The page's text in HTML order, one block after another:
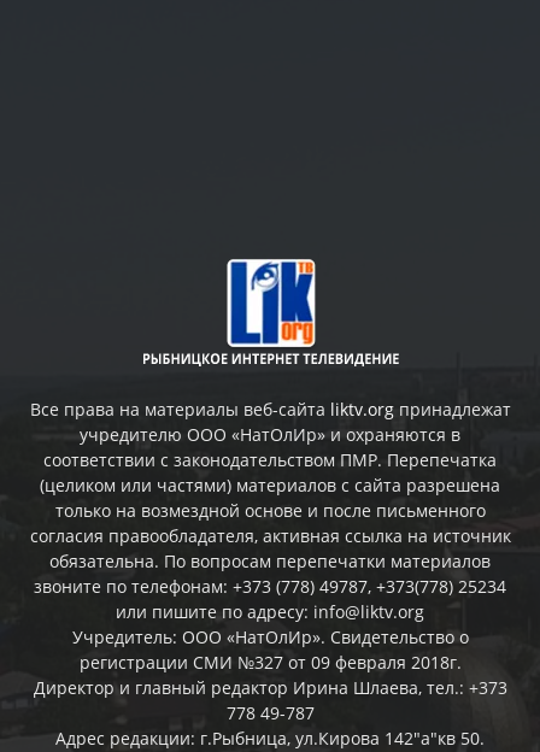
Все права на материалы веб-сайта liktv.orgпринадлежат
учредителю ООО «НатОлИр» и охраняются в
соответствии с законодательством ПМР. Перепечатка
(целиком или частями) материалов c сайта разрешена
только на возмездной основе и после письменного
согласия правообладателя, активная ссылка на источник
обязательна. По вопросам перепечатки материалов
звоните по телефонам: +373 (778) 49787, +373(778) 25234
или пишите по адресу: info@liktv.org
Учредитель: ООО «НатОлИр». Свидетельство о
регистрации СМИ №327 от 09 февраля 2018г.
Директор и главный редактор Ирина Шлаева, тел.: +373
778 49-787
Адрес редакции: г.Рыбница, ул.Кирова 142"а"кв 50.